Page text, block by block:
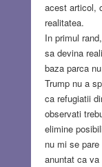
acest articol,
realitatea.
In primul
sa devina
baza parca
Trump nu a
ca refugiatii
observati
elimine
nu mi se
anuntat ca